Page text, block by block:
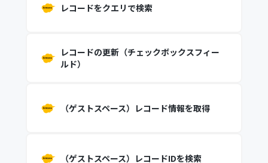
レコードをクエリで検索
レコードの更新（チェックボックスフィー
ルド）
（ゲストスペース）レコード情報を取得
（ゲストスペース）レコードIDを検索